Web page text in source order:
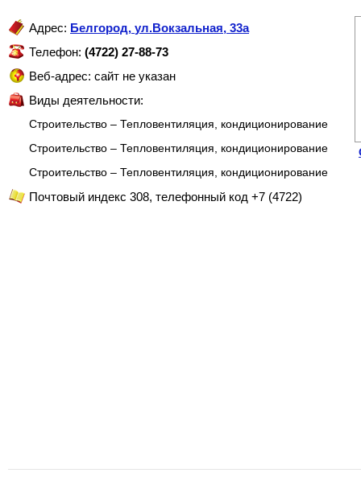
Адрес: Белгород, ул.Вокзальная, 33а
Телефон: (4722) 27-88-73
Веб-адрес: сайт не указан
Виды деятельности:
Строительство – Тепловентиляция, кондиционирование
Строительство – Тепловентиляция, кондиционирование
Строительство – Тепловентиляция, кондиционирование
Почтовый индекс 308, телефонный код +7 (4722)